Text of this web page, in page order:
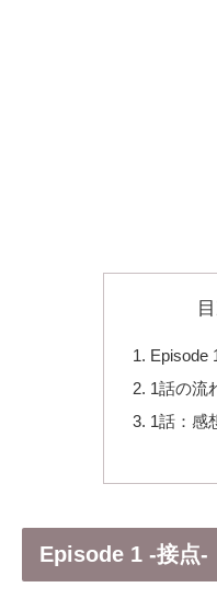
1話の流
1話：感
Episode 1 -接点